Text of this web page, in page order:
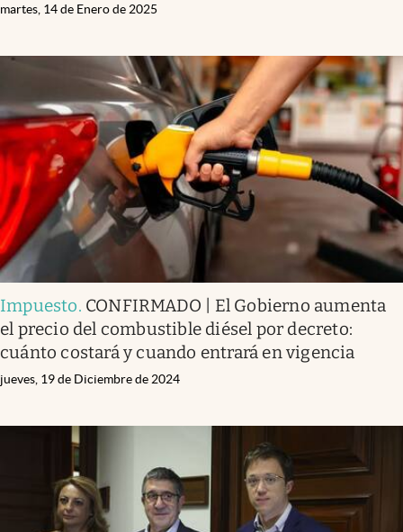
martes, 14 de Enero de 2025
Impuesto. CONFIRMADO | El Gobierno aumenta
el precio del combustible diésel por decreto:
cuánto costará y cuando entrará en vigencia
jueves, 19 de Diciembre de 2024